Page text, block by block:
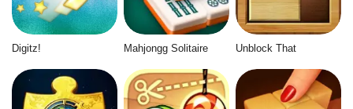
Digitz! Mahjongg Solitaire Unblock That